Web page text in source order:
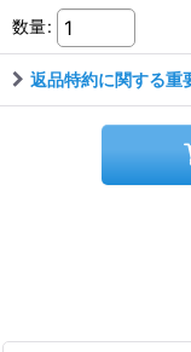
数量:
返品特約に関する重